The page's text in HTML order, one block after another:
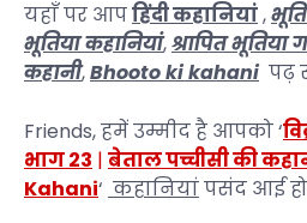
यहाँ पर आपहिंदी कहानियां,
भूतिया कहानियां,श्रापित भूतिया
कहानी,Bhooto ki kahaniपढ़
Friends, हमें उम्मीद है आपको‘
भाग 23 | बेताल पच्चीसी की
Kahani‘ कहानियांपसंद आई